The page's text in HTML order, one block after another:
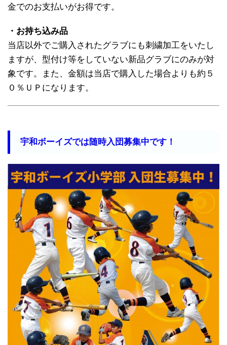
金でのお支払いがお得です。
・お持ち込み品
当店以外でご購入されたグラブにも刺繍加工をいたし
ますが、型付け等をしていない新品グラブにのみが対
象です。また、金額は当店で購入した場合よりも約５
０％ＵＰになります。
宇和ボーイズでは随時入団募集中です！